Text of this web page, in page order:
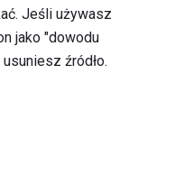
Jeśli używasz
jako "dowodu
źródło.